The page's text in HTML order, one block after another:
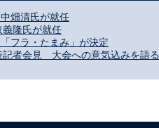
畑清氏が就任
隆氏が就任
フラ・たまみ」が決定
記者会見 大会への意気込みを語る